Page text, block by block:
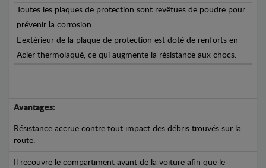
Toutes les plaques de protection sont revêtues de poudre pour
prévenir la corrosion.
L'extérieur de la plaque de protection est doté de renforts en
Acier thermolaqué, ce qui augmente la résistance aux chocs.
Avantages:
Résistance accrue contre tout impact des débris trouvés sur la
route.
Il recouvre le compartiment avant de la voiture afin que le